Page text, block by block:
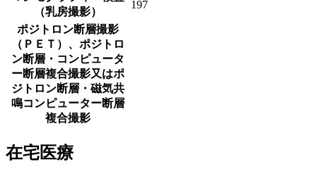
（乳房撮影）
197
ポジトロン断層撮影
（ＰＥＴ）、ポジトロ
ン断層・コンピュータ
ー断層複合撮影又はポ
ジトロン断層・磁気共
鳴コンピューター断層
複合撮影
在宅医療